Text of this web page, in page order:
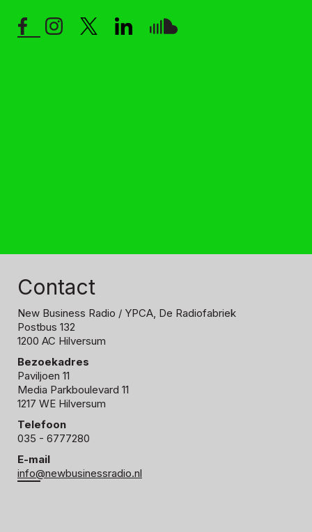
Contact
New Business Radio / YPCA, De Radiofabriek
Postbus 132
1200 AC Hilversum
Bezoekadres
Paviljoen 11
Media Parkboulevard 11
1217 WE Hilversum
Telefoon
035 - 6777280
E-mail
info@newbusinessradio.nl